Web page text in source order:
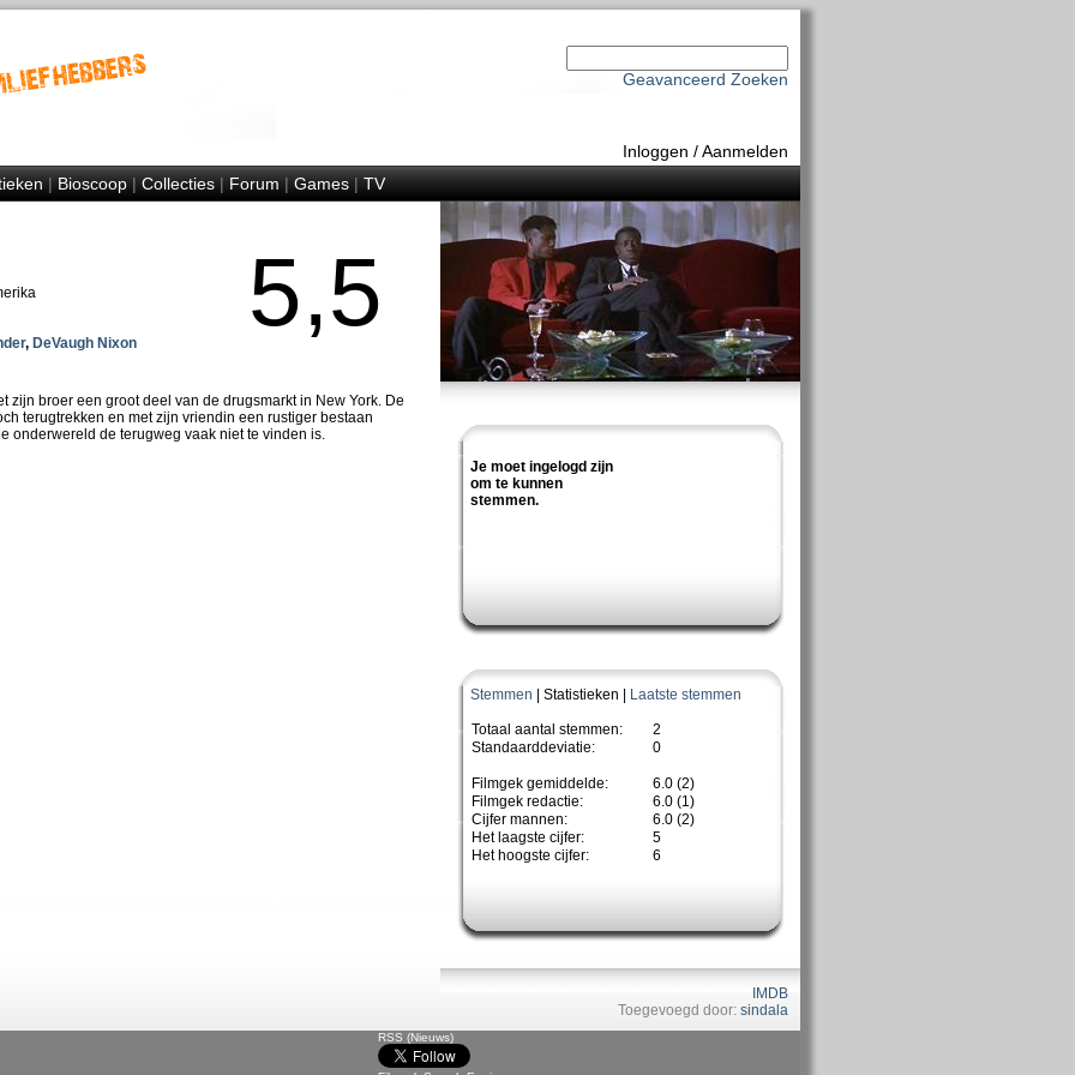
Geavanceerd Zoeken
Inloggen /Aanmelden
|Bioscoop|Collecties|Forum|Games|TV
Je moet ingelogd zijn
om te kunnen
stemmen.
Stemmen | Statistieken | Laatste stemmen
Totaal aantal stemmen:
2
Standaarddeviatie:
0
Filmgek gemiddelde:
6.0 (2)
Filmgek redactie:
6.0 (1)
Cijfer mannen:
6.0 (2)
Het laagste cijfer:
5
Het hoogste cijfer:
6
IMDB
Toegevoegd door: sindala
, DeVaugh Nixon
5,5
zijn broer een groot deel van de drugsmarkt in New York. De
terugtrekken en met zijn vriendin een rustiger bestaan
onderwereld de terugweg vaak niet te vinden is.
RSS (Nieuws)